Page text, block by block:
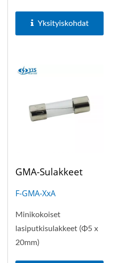
taulukko...Yksityiskohdat
GMA-Sulakkeet
F-GMA-XxA
Minikokoiset
lasiputkisulakkeet (Φ5 x
20mm)